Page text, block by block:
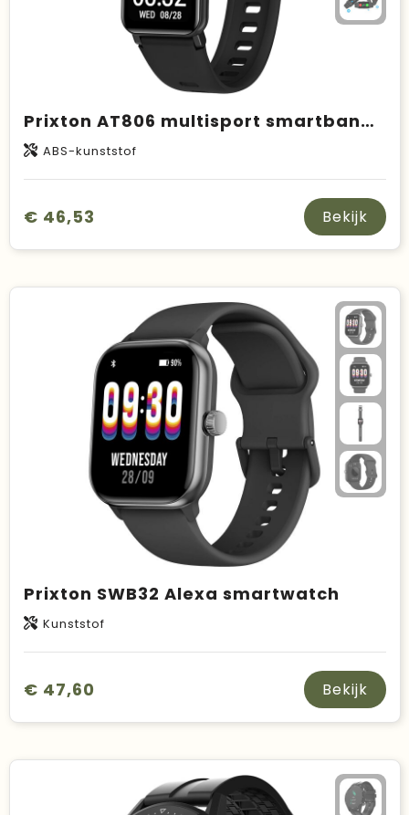
Prixton AT806 multisport smartband met gps
ABS-kunststof
€ 46,53 Bekijk
Prixton SWB32 Alexa smartwatch
Kunststof
€ 47,60 Bekijk